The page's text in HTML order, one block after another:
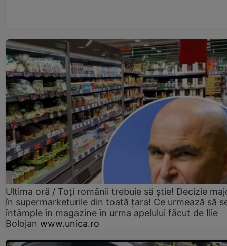
Ultima oră / Toți românii trebuie să știe! Decizie
în supermarketurile din toată țara! Ce urmează să
întâmple în magazine în urma apelului făcut de Ilie
Bolojan www.unica.ro